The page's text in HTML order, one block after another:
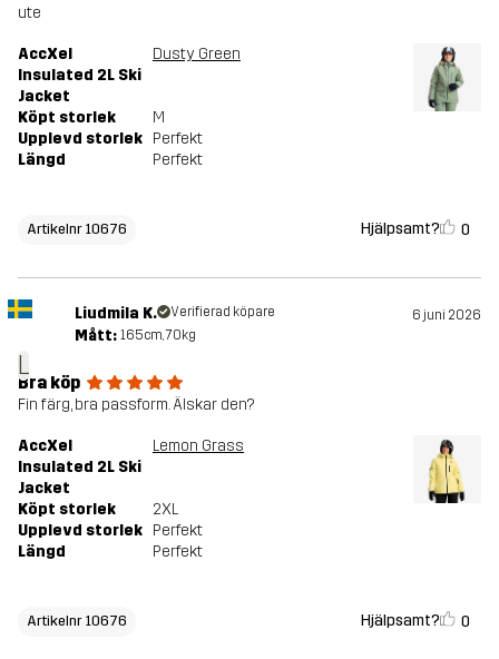
ute
AccXel
Insulated 2L Ski
Jacket
Dusty Green
Köpt storlek
M
Upplevd storlek Perfekt
Längd
Perfekt
Artikelnr 10676 Hjälpsamt? 0
L
Liudmila K. Verifierad köpare 6 juni 2026
Mått: 165cm, 70kg
Bra köp
Fin färg, bra passform. Älskar den?
AccXel
Insulated 2L Ski
Jacket
Lemon Grass
Köpt storlek
2XL
Upplevd storlek Perfekt
Längd
Perfekt
Artikelnr 10676 Hjälpsamt? 0